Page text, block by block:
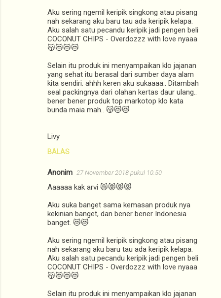
Aku sering ngemil keripik singkong atau pisang
nah sekarang aku baru tau ada keripik kelapa.
Aku salah satu pecandu keripik jadi pengen beli
COCONUT CHIPS - Overdozzz with love nyaaa
😽😻😻😻
Selain itu produk ini menyampaikan klo jajanan
yang sehat itu berasal dari sumber daya alam
kita sendiri. ahhh keren aku sukaaaa.. Ditambah
seal packingnya dari olahan kertas daur ulang..
bener bener produk top markotop klo kata
bunda maia mah.. 😽😻😻
Livy
BALAS
Anonim 27 November 2018 pukul 10.50
Aaaaaa kak arvi 😿😻😻😻
Aku suka banget sama kemasan produk nya
kekinian banget, dan bener bener Indonesia
banget. 😻😻
Aku sering ngemil keripik singkong atau pisang
nah sekarang aku baru tau ada keripik kelapa.
Aku salah satu pecandu keripik jadi pengen beli
COCONUT CHIPS - Overdozzz with love nyaaa
😽😻😻😻
Selain itu produk ini menyampaikan klo jajanan